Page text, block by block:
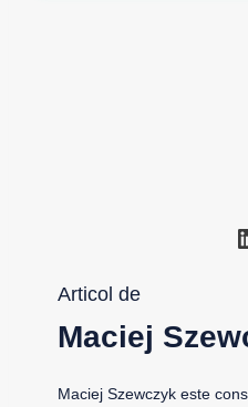
Articol de
Maciej
Maciej Szewczyk este